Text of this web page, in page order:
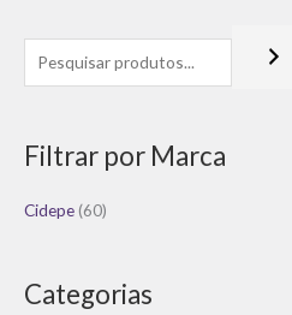
Filtrar por Marca
Cidepe (60)
Categorias